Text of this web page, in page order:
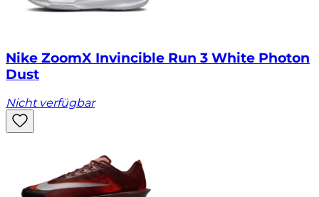
Nike ZoomX Invincible Run 3 White Photon
Dust
Nicht verfügbar